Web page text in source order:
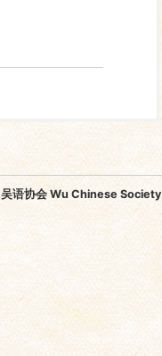
吴语协会 Wu Chinese Society